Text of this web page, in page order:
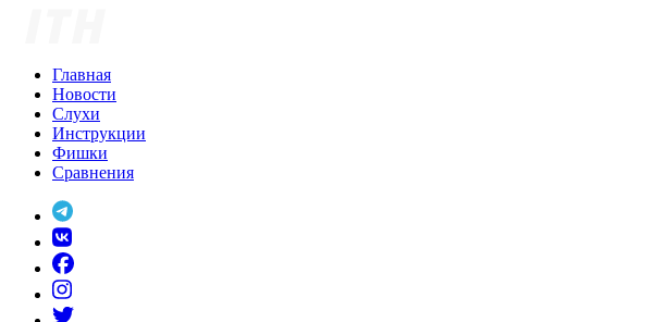
Главная
Новости
Слухи
Инструкции
Фишки
Сравнения